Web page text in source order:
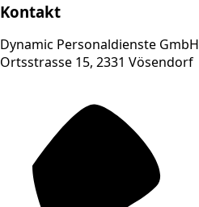
Kontakt
Dynamic Personaldienste GmbH
Ortsstrasse 15, 2331 Vösendorf